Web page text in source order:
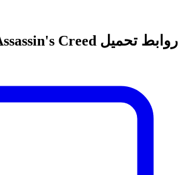
روابط تحميل Assassin's Creed